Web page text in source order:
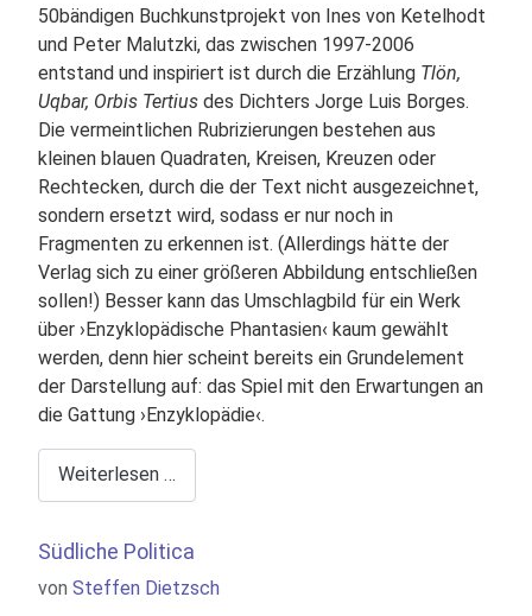
50bändigen Buchkunstprojekt von Ines von Ketelhodt
und Peter Malutzki, das zwischen 1997-2006
entstand und inspiriert ist durch die Erzählung Tlön,
Uqbar, Orbis Tertius des Dichters Jorge Luis Borges.
Die vermeintlichen Rubrizierungen bestehen aus
kleinen blauen Quadraten, Kreisen, Kreuzen oder
Rechtecken, durch die der Text nicht ausgezeichnet,
sondern ersetzt wird, sodass er nur noch in
Fragmenten zu erkennen ist. (Allerdings hätte der
Verlag sich zu einer größeren Abbildung entschließen
sollen!) Besser kann das Umschlagbild für ein Werk
über ›Enzyklopädische Phantasien‹ kaum gewählt
werden, denn hier scheint bereits ein Grundelement
der Darstellung auf: das Spiel mit den Erwartungen an
die Gattung ›Enzyklopädie‹.
Weiterlesen …
Südliche Politica
Details
von Steffen Dietzsch